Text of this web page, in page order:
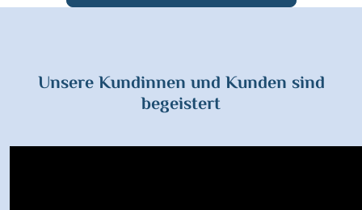
Unsere Kundinnen und Kunden sind
begeistert